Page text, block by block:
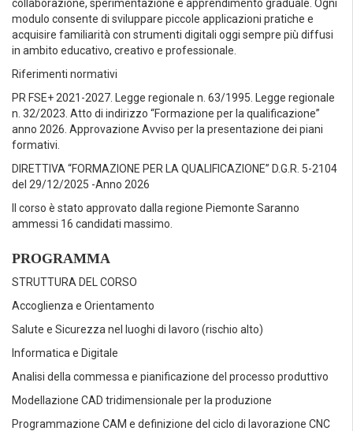
collaborazione, sperimentazione e apprendimento graduale. Ogni
modulo consente di sviluppare piccole applicazioni pratiche e
acquisire familiarità con strumenti digitali oggi sempre più diffusi
in ambito educativo, creativo e professionale.
Riferimenti normativi
PR FSE+ 2021-2027. Legge regionale n. 63/1995. Legge regionale
n. 32/2023. Atto di indirizzo “Formazione per la qualificazione”
anno 2026. Approvazione Avviso per la presentazione dei piani
formativi.
DIRETTIVA “FORMAZIONE PER LA QUALIFICAZIONE” D.G.R. 5-2104
del 29/12/2025 -Anno 2026
Il corso è stato approvato dalla regione Piemonte Saranno
ammessi 16 candidati massimo.
PROGRAMMA
STRUTTURA DEL CORSO
Accoglienza e Orientamento
Salute e Sicurezza nel luoghi di lavoro (rischio alto)
Informatica e Digitale
Analisi della commessa e pianificazione del processo produttivo
Modellazione CAD tridimensionale per la produzione
Programmazione CAM e definizione del ciclo di lavorazione CNC